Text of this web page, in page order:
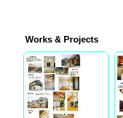
Works & Projects